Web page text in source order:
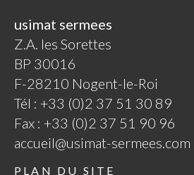
usimat sermees
Z.A. les Sorettes
BP 30016
F-28210 Nogent-le-Roi
Tél : +33 (0)2 37 51 30 89
Fax : +33 (0)2 37 51 90 96
accueil@usimat-sermees.com
PLAN DU SITE